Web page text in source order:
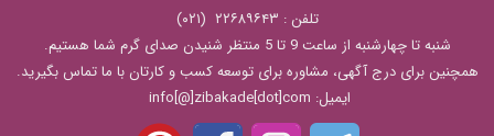
تلفن : ۲۲۶۸۹۶۴۳ (۰۲۱)
شنبه تا چهارشنبه از ساعت 9 تا 5 منتظر شنیدن صدای گرم شما هستیم.
همچنین برای درج آگهی، مشاوره برای توسعه کسب و کارتان با ما تماس بگیرید.
ایمیل: info[@]zibakade[dot]com